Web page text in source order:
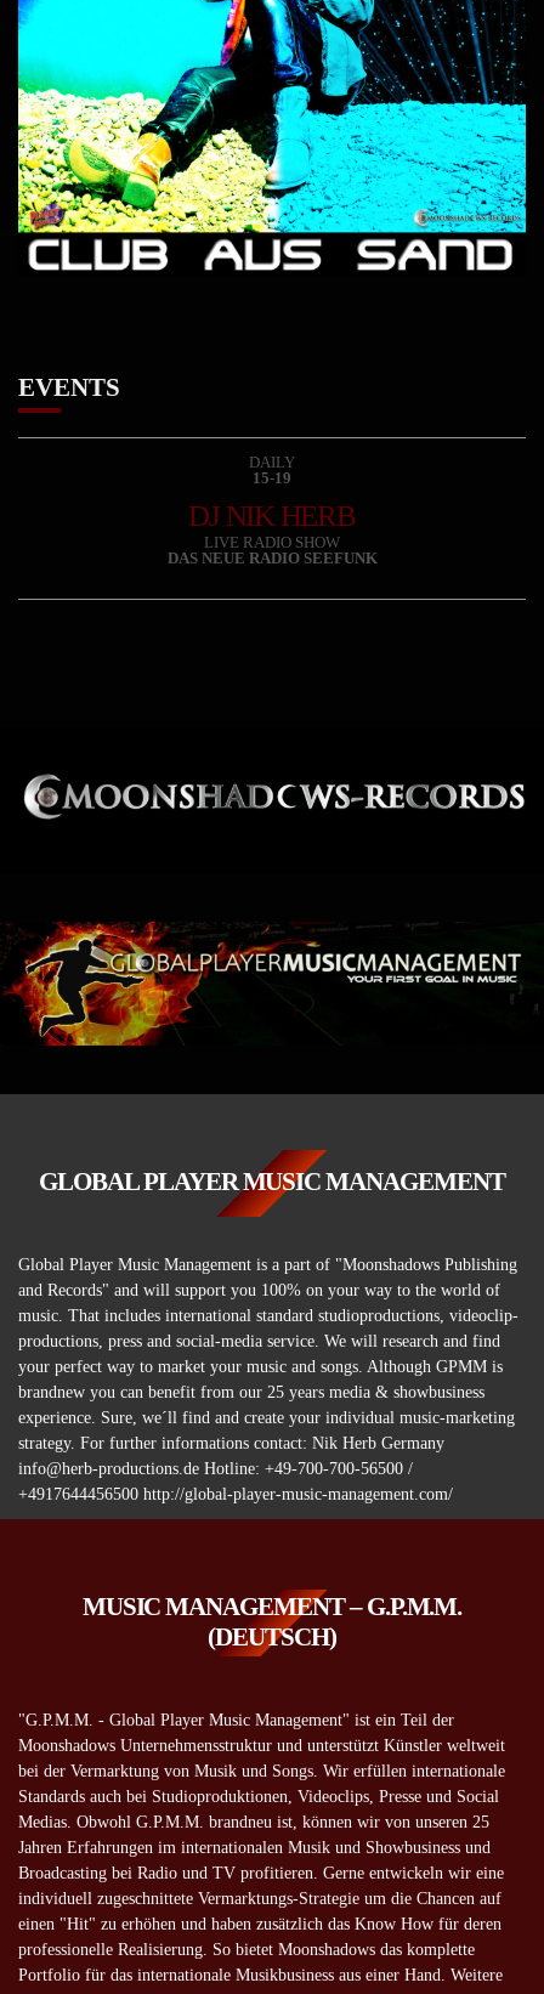
EVENTS
DAILY
15-19
DJ NIK HERB
LIVE RADIO SHOW
DAS NEUE RADIO SEEFUNK
GLOBAL PLAYER MUSIC MANAGEMENT
Global Player Music Management is a part of "Moonshadows Publishing
and Records" and will support you 100% on your way to the world of
music. That includes international standard studioproductions, videoclip-
productions, press and social-media service. We will research and find
your perfect way to market your music and songs. Although GPMM is
brandnew you can benefit from our 25 years media & showbusiness
experience. Sure, we´ll find and create your individual music-marketing
strategy. For further informations contact: Nik Herb Germany
info@herb-productions.de Hotline: +49-700-700-56500 /
+4917644456500 http://global-player-music-management.com/
MUSIC MANAGEMENT – G.P.M.M.
(DEUTSCH)
"G.P.M.M. - Global Player Music Management" ist ein Teil der
Moonshadows Unternehmensstruktur und unterstützt Künstler weltweit
bei der Vermarktung von Musik und Songs. Wir erfüllen internationale
Standards auch bei Studioproduktionen, Videoclips, Presse und Social
Medias. Obwohl G.P.M.M. brandneu ist, können wir von unseren 25
Jahren Erfahrungen im internationalen Musik und Showbusiness und
Broadcasting bei Radio und TV profitieren. Gerne entwickeln wir eine
individuell zugeschnittete Vermarktungs-Strategie um die Chancen auf
einen "Hit" zu erhöhen und haben zusätzlich das Know How für deren
professionelle Realisierung. So bietet Moonshadows das komplette
Portfolio für das internationale Musikbusiness aus einer Hand. Weitere